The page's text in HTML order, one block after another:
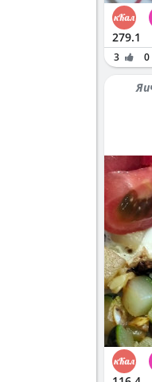
279.1
3 0
Яичница с кабачками и